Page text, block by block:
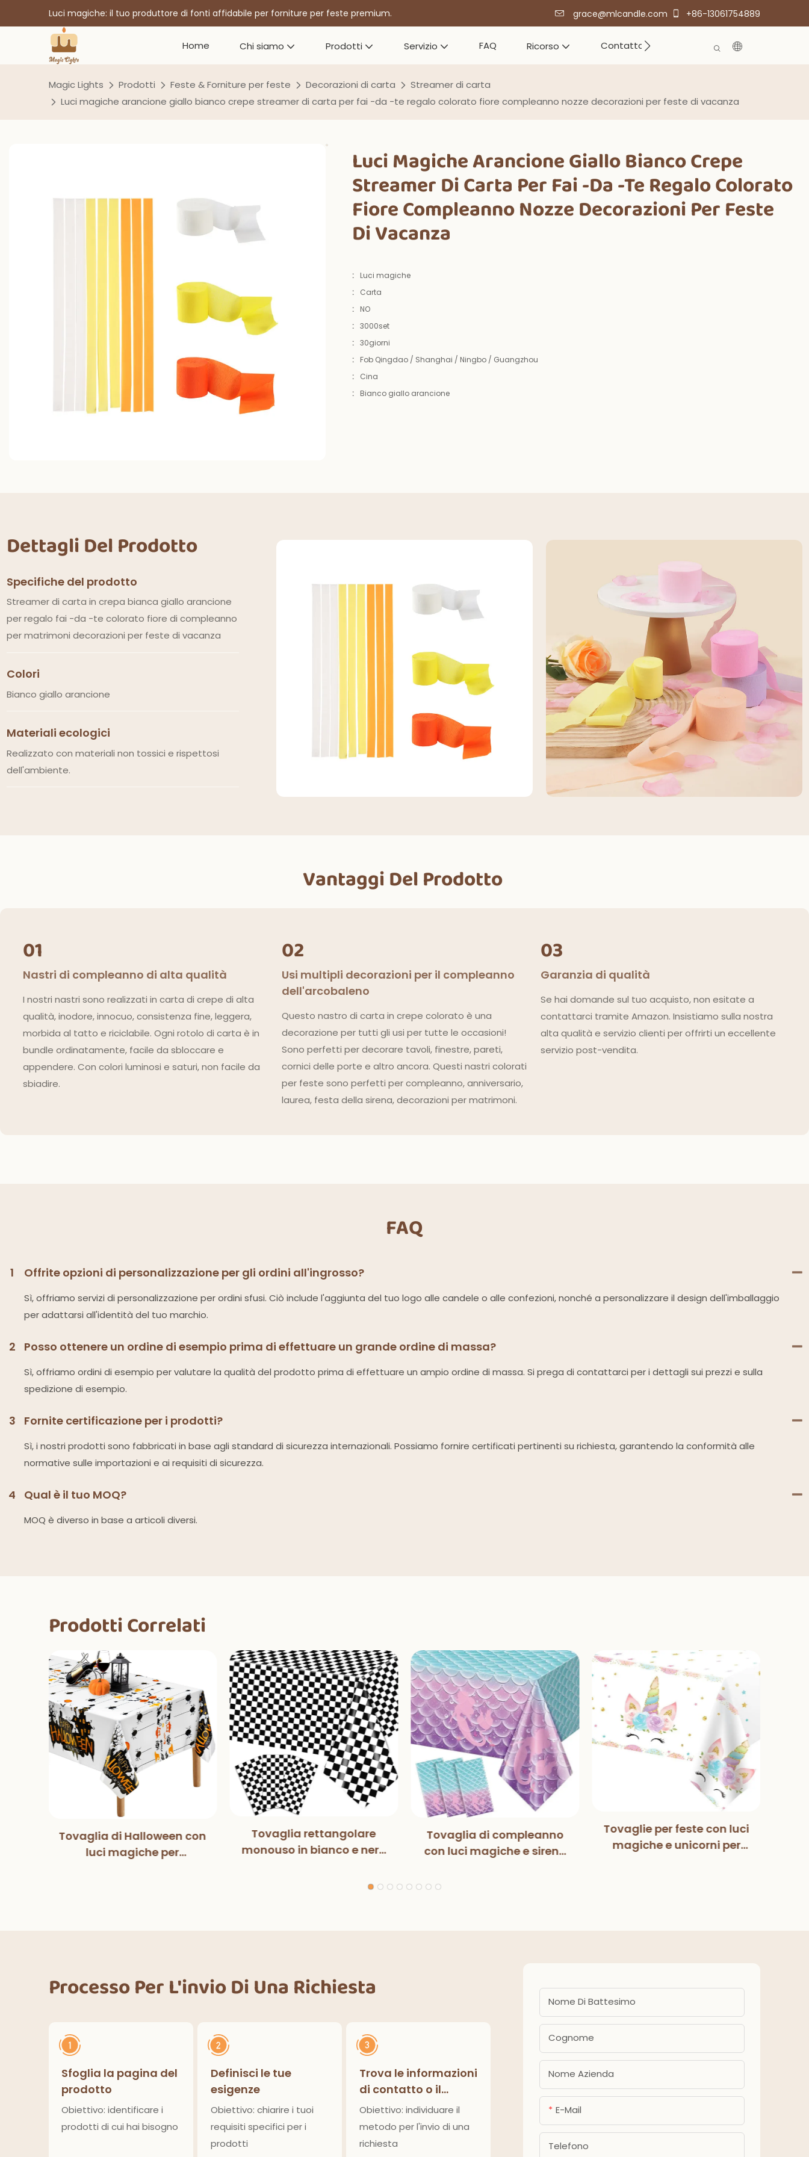
Luci magiche: il tuo produttore di fonti affidabile per forniture per feste premium. grace@mlcandle.com +86-13061754889
Home Chi siamo Prodotti Servizio FAQ Ricorso Contatto
Magic Lights Prodotti Feste & Forniture per feste Decorazioni di carta
Streamer di carta
Luci magiche arancione giallo bianco crepe streamer di carta per fai -da -te regalo colorato fiore compleanno nozze decorazioni per feste di vacanza
Luci Magiche Arancione Giallo Bianco Crepe
Streamer Di Carta Per Fai -da -te Regalo Colorato
Fiore Compleanno Nozze Decorazioni Per Feste
Di Vacanza
:
Luci magiche
:
Carta
:
NO
: 3000set
: 30giorni
:
Fob Qingdao / Shanghai / Ningbo / Guangzhou
:
Cina
:
Bianco giallo arancione
Dettagli Del Prodotto
Specifiche del prodotto
Streamer di carta in crepa bianca giallo arancione
per regalo fai -da -te colorato fiore di compleanno
per matrimoni decorazioni per feste di vacanza
Colori
Bianco giallo arancione
Materiali ecologici
Realizzato con materiali non tossici e rispettosi
dell'ambiente.
Vantaggi Del Prodotto
01
Nastri di compleanno di alta qualità
I nostri nastri sono realizzati in carta di crepe di alta
qualità, inodore, innocuo, consistenza fine, leggera,
morbida al tatto e riciclabile. Ogni rotolo di carta è in
bundle ordinatamente, facile da sbloccare e
appendere. Con colori luminosi e saturi, non facile da
sbiadire.
02
Usi multipli decorazioni per il compleanno
dell'arcobaleno
Questo nastro di carta in crepe colorato è una
decorazione per tutti gli usi per tutte le occasioni!
Sono perfetti per decorare tavoli, finestre, pareti,
cornici delle porte e altro ancora. Questi nastri colorati
per feste sono perfetti per compleanno, anniversario,
laurea, festa della sirena, decorazioni per matrimoni.
03
Garanzia di qualità
Se hai domande sul tuo acquisto, non esitate a
contattarci tramite Amazon. Insistiamo sulla nostra
alta qualità e servizio clienti per offrirti un eccellente
servizio post-vendita.
FAQ
1 Offrite opzioni di personalizzazione per gli ordini all'ingrosso?
Sì, offriamo servizi di personalizzazione per ordini sfusi. Ciò include l'aggiunta del tuo logo alle candele o alle confezioni, nonché a personalizzare il design dell'imballaggio
per adattarsi all'identità del tuo marchio.
2 Posso ottenere un ordine di esempio prima di effettuare un grande ordine di massa?
Sì, offriamo ordini di esempio per valutare la qualità del prodotto prima di effettuare un ampio ordine di massa. Si prega di contattarci per i dettagli sui prezzi e sulla
spedizione di esempio.
3 Fornite certificazione per i prodotti?
Sì, i nostri prodotti sono fabbricati in base agli standard di sicurezza internazionali. Possiamo fornire certificati pertinenti su richiesta, garantendo la conformità alle
normative sulle importazioni e ai requisiti di sicurezza.
4 Qual è il tuo MOQ?
MOQ è diverso in base a articoli diversi.
Prodotti Correlati
Tovaglia di Halloween con
luci magiche per
Tovaglia rettangolare
monouso in bianco e nero
feste di compleanno,
Tovaglia di compleanno
con luci magiche e sirena
per feste di compleanno
Tovaglie per feste con luci
magiche e unicorni per
Processo Per L'invio Di Una Richiesta
Sfoglia la pagina del
prodotto
Obiettivo: identificare i
prodotti di cui hai bisogno
Definisci le tue
esigenze
Obiettivo: chiarire i tuoi
requisiti specifici per i
prodotti
Trova le informazioni
di contatto o il
modulo di richiesta
Obiettivo: individuare il
metodo per l'invio di una
richiesta
Nome Di Battesimo
Cognome
Nome Azienda
E-Mail
Telefono